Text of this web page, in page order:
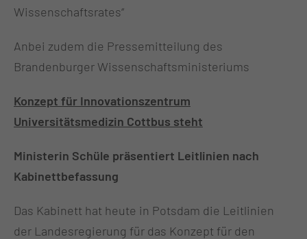
Wissenschaftsrates‘‘
Anbei zudem die Pressemitteilung des
Brandenburger Wissenschaftsministeriums
Konzept für Innovationszentrum
Universitätsmedizin Cottbus steht
Ministerin Schüle präsentiert Leitlinien nach
Kabinettbefassung
Das Kabinett hat heute in Potsdam die Leitlinien
der Landesregierung für das Konzept für den